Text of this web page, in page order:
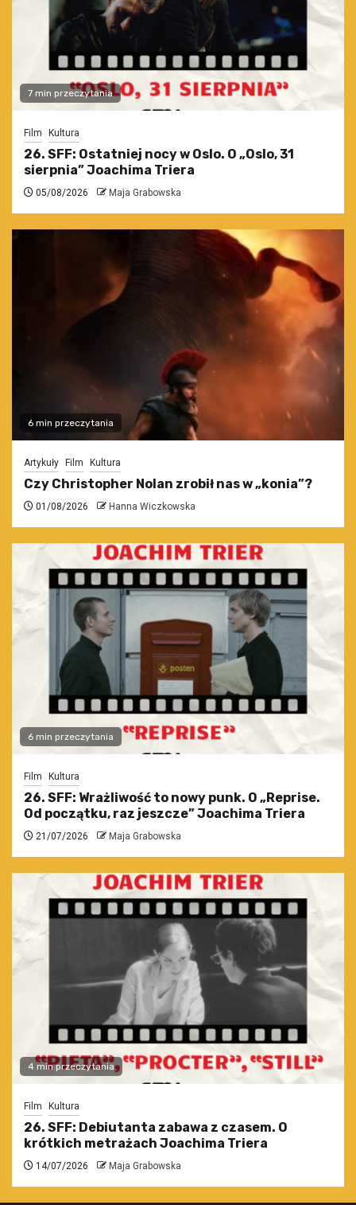
7 min przeczytania
Film Kultura
26. SFF: Ostatniej nocy w Oslo. O „Oslo, 31
sierpnia” Joachima Triera
05/08/2026 Maja Grabowska
6 min przeczytania
Artykuły Film Kultura
Czy Christopher Nolan zrobił nas w „konia”?
01/08/2026 Hanna Wiczkowska
6 min przeczytania
Film Kultura
26. SFF: Wrażliwość to nowy punk. O „Reprise.
Od początku, raz jeszcze” Joachima Triera
21/07/2026 Maja Grabowska
4 min przeczytania
Film Kultura
26. SFF: Debiutanta zabawa z czasem. O
krótkich metrażach Joachima Triera
14/07/2026 Maja Grabowska